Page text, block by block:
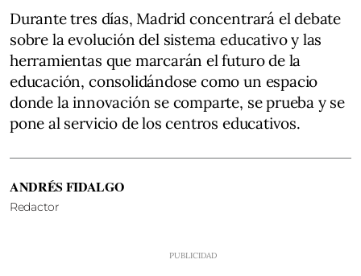
Durante tres días, Madrid concentrará el debate
sobre la evolución del sistema educativo y las
herramientas que marcarán el futuro de la
educación, consolidándose como un espacio
donde la innovación se comparte, se prueba y se
pone al servicio de los centros educativos.
ANDRÉS FIDALGO
Redactor